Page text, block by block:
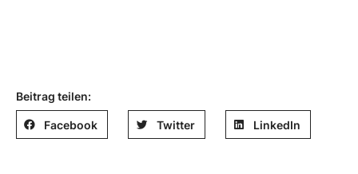
Beitrag teilen:
Facebook Twitter LinkedIn